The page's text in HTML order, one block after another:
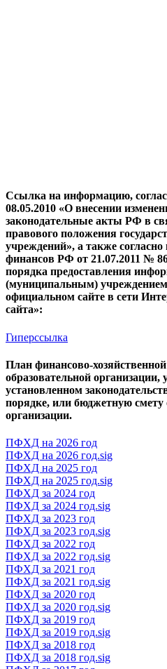
Ссылка на информацию,
08.05.2010 «О внесении
законодательные акты РФ в
правового положения
учреждений», а также
финансов РФ от 21.07.2011 №
порядка предоставления
(муниципальным)
официальном сайте в сети
сайта»:
Гиперссылка
План финансово-
образовательной
установленном
порядке, или бюджетную смету
организации.
ПФХД на 2026 год
ПФХД на 2026 год.sig
ПФХД на 2025 год
ПФХД на 2025 год.sig
ПФХД за 2024 год
ПФХД за 2024 год.sig
ПФХД за 2023 год
ПФХД за 2023 год.sig
ПФХД за 2022 год
ПФХД за 2022 год.sig
ПФХД за 2021 год
ПФХД за 2021 год.sig
ПФХД за 2020 год
ПФХД за 2020 год.sig
ПФХД за 2019 год
ПФХД за 2019 год.sig
ПФХД за 2018 год
ПФХД за 2018 год.sig